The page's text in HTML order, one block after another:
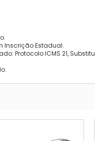
Inscrição Estadual.
Protocolo ICMS 21,